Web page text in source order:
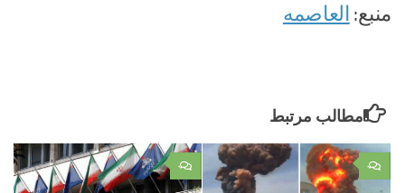
منبع: العاصمه
مطالب مرتبط
۰ ۰